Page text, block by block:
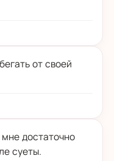
от своей
достаточно
суеты.